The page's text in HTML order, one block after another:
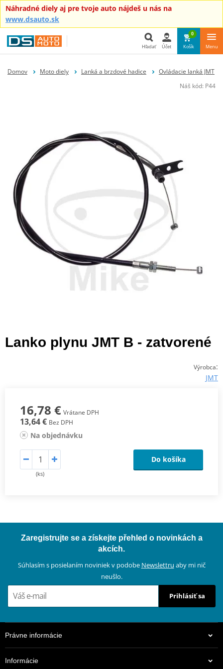
Náhradné diely aj pre tvoje auto nájdeš u nás na
www.dsauto.sk
Hľadať
Hľadať Účet
0
Košík Menu
Domov Moto diely Lanká a brzdové hadice
Ovládacie lanká JMT
Náš kód: P44
Lanko plynu JMT B - zatvorené
Výrobca:
JMT
16,78 € Vrátane DPH
13,64 € Bez DPH
Na objednávku
(ks)
Do košíka
Zaregistrujte se a získejte přehled o novinkách a
akcích.
Súhlasím s posielaním noviniek v podobe Newslettru aby mi nič
neušlo.
Prihlásiť sa
Právne informácie
Informácie